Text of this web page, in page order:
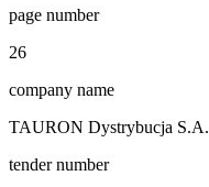
page number
26
company name
TAURON Dystrybucja S.A.
tender number